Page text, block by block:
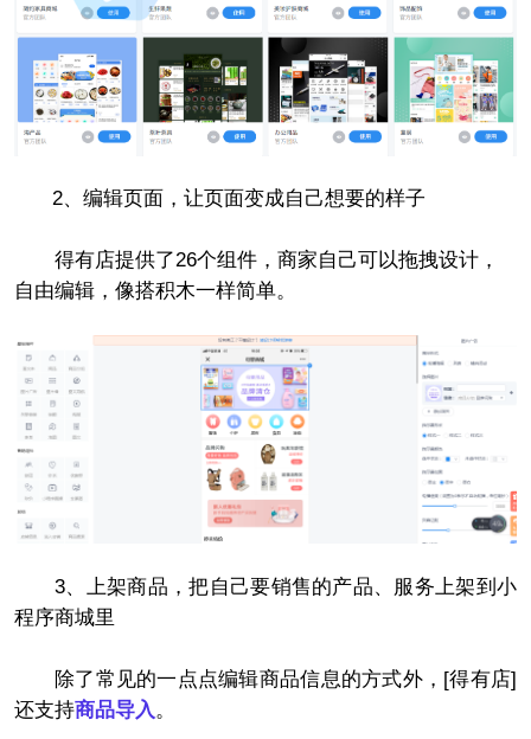
2、编辑页面，让页面变成自己想要的样子
得有店提供了26个组件，商家自己可以拖拽设计，
自由编辑，像搭积木一样简单。
3、上架商品，把自己要销售的产品、服务上架到小
程序商城里
除了常见的一点点编辑商品信息的方式外，[得有店]
还支持商品导入。